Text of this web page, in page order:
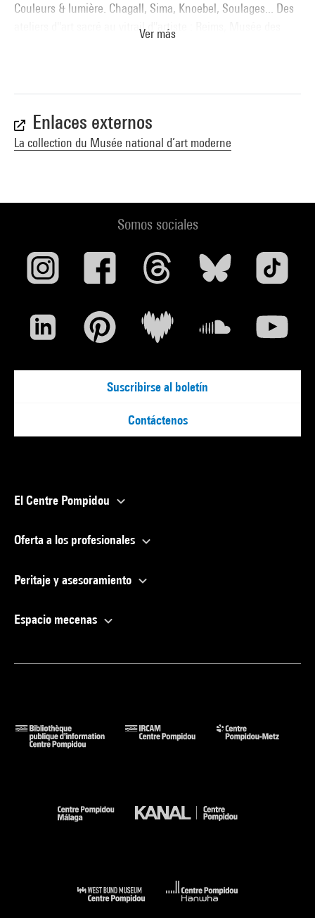
Couleurs & lumière. Chagall, Sima, Knoebel, Soulages... Des
ateliers d''art sacré au vitrail d''artiste : Reims, Musée des
Ver más
Enlaces externos
La collection du Musée national d’art moderne
Somos sociales
Suscribirse al boletín
Contáctenos
El Centre Pompidou
Oferta a los profesionales
Peritaje y asesoramiento
Espacio mecenas